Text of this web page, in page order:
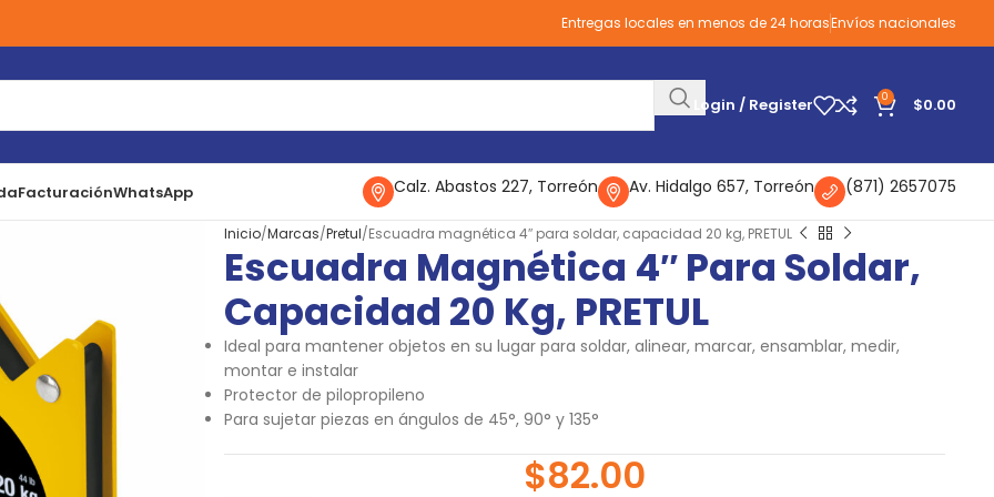
Entregas locales en menos de 24 horasEnvíos nacionales
Login / Register 0 $0.00
FacturaciónWhatsApp Calz. Abastos 227, Torreón Av. Hidalgo 657, Torreón (871) 2657075
Inicio Marcas Pretul Escuadra magnética 4″ para soldar, capacidad 20 kg, PRETUL
Escuadra Magnética 4″ Para Soldar,
Capacidad 20 Kg, PRETUL
Ideal para mantener objetos en su lugar para soldar, alinear, marcar, ensamblar, medir,
montar e instalar
Protector de pilopropileno
Para sujetar piezas en ángulos de 45°, 90° y 135°
$82.00